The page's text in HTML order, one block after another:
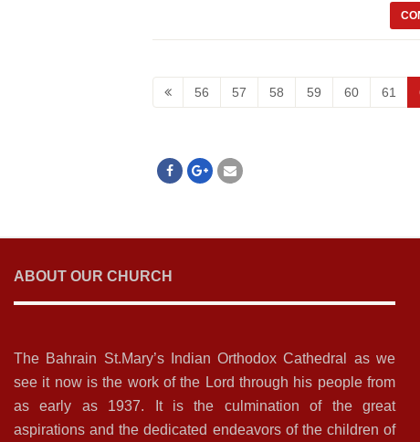
56 57 58 59 60 61
ABOUT OUR CHURCH
The Bahrain St.Mary’s Indian Orthodox Cathedral as we
see it now is the work of the Lord through his people from
as early as 1937. It is the culmination of the great
aspirations and the dedicated endeavors of the children of